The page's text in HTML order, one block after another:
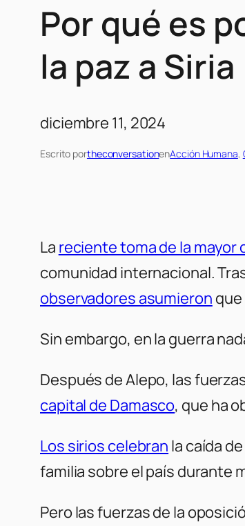
Por qué es
la paz a Siria
diciembre 11, 2024
Escrito portheconversationenAcción Humana,
La reciente toma de la mayor
comunidad internacional.
observadores asumieron
Sin embargo, en la guerra
Después de Alepo, las
capital de Damasco, que ha
Los sirios celebran la caída
familia sobre el país durante
Pero las fuerzas de la